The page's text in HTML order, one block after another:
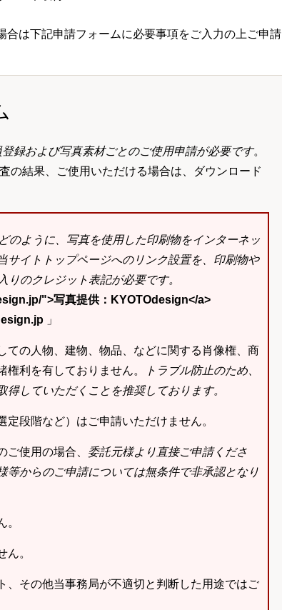
は下記申請フォームに必要事項をご入力の上ご申請
登録および写真素材ごとのご使用申請が必要です。
の結果、ご使用いただける場合は、ダウンロード
のように、写真を使用した印刷物をインターネッ
サイトトップページへのリンク設置を、印刷物や
のクレジット表記が必要です。
">写真提供：KYOTOdesign</a>
」
の人物、建物、物品、などに関する肖像権、商
利を有しておりません。
トラブル防止のため、
していただくことを推奨しております。
段階など）はご申請いただけません。
使用の場合、 委託元様より直接ご申請くださ
等からのご申請については無条件で非承認となり
。
その他当事務局が不適切と判断した用途ではご